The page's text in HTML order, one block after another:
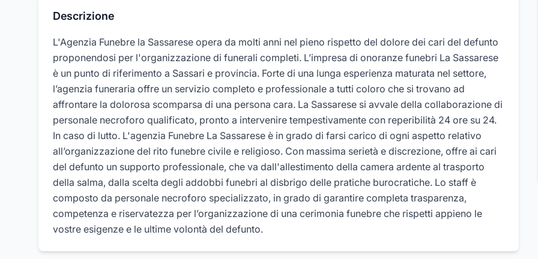
Descrizione
L'Agenzia Funebre la Sassarese opera da molti anni nel pieno rispetto del dolore dei cari del defunto
proponendosi per l'organizzazione di funerali completi. L’impresa di onoranze funebri La Sassarese
è un punto di riferimento a Sassari e provincia. Forte di una lunga esperienza maturata nel settore,
l’agenzia funeraria offre un servizio completo e professionale a tutti coloro che si trovano ad
affrontare la dolorosa scomparsa di una persona cara. La Sassarese si avvale della collaborazione di
personale necroforo qualificato, pronto a intervenire tempestivamente con reperibilità 24 ore su 24.
In caso di lutto. L'agenzia Funebre La Sassarese è in grado di farsi carico di ogni aspetto relativo
all’organizzazione del rito funebre civile e religioso. Con massima serietà e discrezione, offre ai cari
del defunto un supporto professionale, che va dall'allestimento della camera ardente al trasporto
della salma, dalla scelta degli addobbi funebri al disbrigo delle pratiche burocratiche. Lo staff è
composto da personale necroforo specializzato, in grado di garantire completa trasparenza,
competenza e riservatezza per l’organizzazione di una cerimonia funebre che rispetti appieno le
vostre esigenze e le ultime volontà del defunto.